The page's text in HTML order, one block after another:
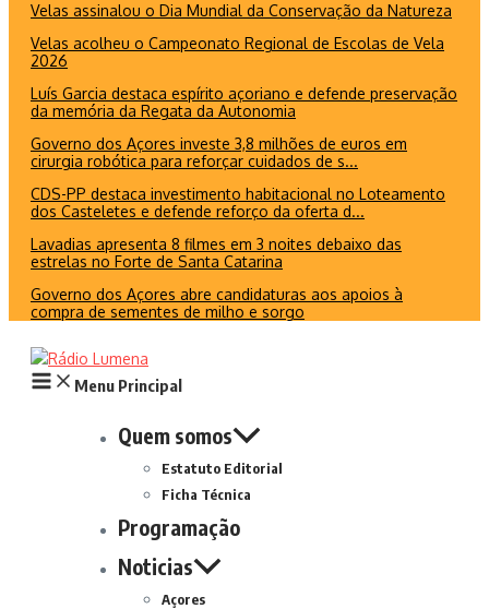
Velas assinalou o Dia Mundial da Conservação da Natureza
Velas acolheu o Campeonato Regional de Escolas de Vela
2026
Luís Garcia destaca espírito açoriano e defende preservação
da memória da Regata da Autonomia
Governo dos Açores investe 3,8 milhões de euros em
cirurgia robótica para reforçar cuidados de s...
CDS-PP destaca investimento habitacional no Loteamento
dos Casteletes e defende reforço da oferta d...
Lavadias apresenta 8 filmes em 3 noites debaixo das
estrelas no Forte de Santa Catarina
Governo dos Açores abre candidaturas aos apoios à
compra de sementes de milho e sorgo
Menu Principal
Quem somos
Estatuto Editorial
Ficha Técnica
Programação
Noticias
Açores